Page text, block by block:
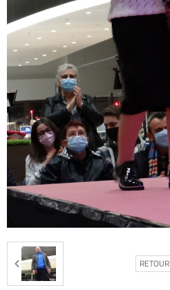
RETOUR